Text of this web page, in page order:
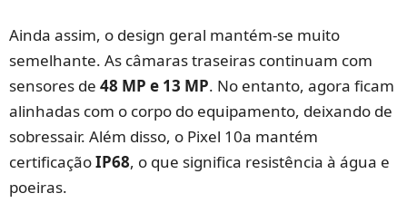
Ainda assim, o design geral mantém-se muito
semelhante. As câmaras traseiras continuam com
sensores de 48 MP e 13 MP. No entanto, agora ficam
alinhadas com o corpo do equipamento, deixando de
sobressair. Além disso, o Pixel 10a mantém
certificaçãoIP68, o que significa resistência à água e
poeiras.